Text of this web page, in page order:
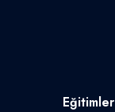
Eğitimler